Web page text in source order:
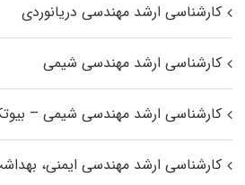
کارشناسی ارشد مهندسی دریانوردی
کارشناسی ارشد مهندسی شیمی
کارشناسی ارشد مهندسی شیمی –
کارشناسی ارشد مهندسی ایمنی،